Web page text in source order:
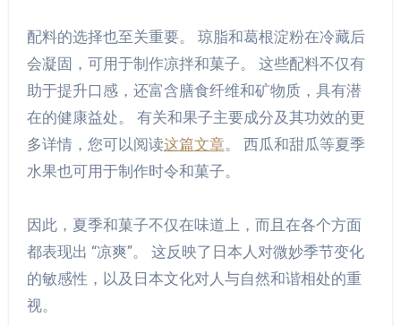
配料的选择也至关重要。 琼脂和葛根淀粉在冷藏后
会凝固，可用于制作凉拌和菓子。 这些配料不仅有
助于提升口感，还富含膳食纤维和矿物质，具有潜
在的健康益处。 有关和果子主要成分及其功效的更
多详情，您可以阅读这篇文章。 西瓜和甜瓜等夏季
水果也可用于制作时令和菓子。
因此，夏季和菓子不仅在味道上，而且在各个方面
都表现出 “凉爽”。 这反映了日本人对微妙季节变化
的敏感性，以及日本文化对人与自然和谐相处的重
视。